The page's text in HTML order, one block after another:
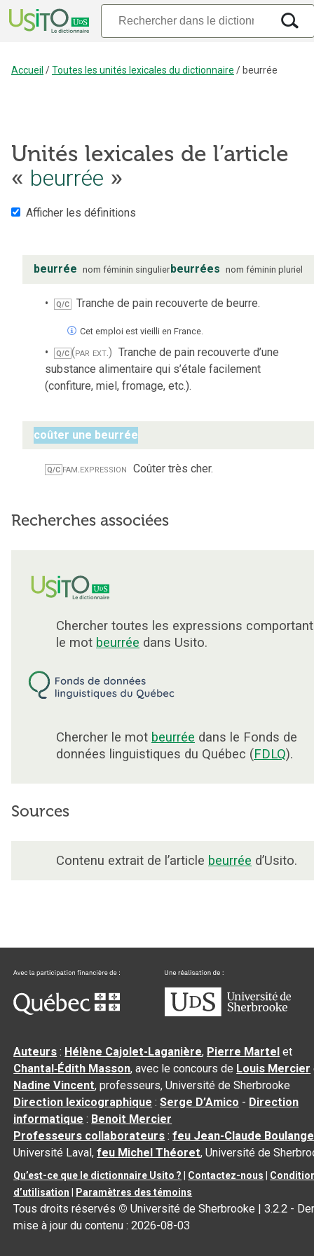
Accueil /Toutes les unités lexicales du dictionnaire / beurrée
Unités lexicales de l’article
« beurrée »
Afficher les définitions
beurrée nom féminin singulierbeurrées nom féminin pluriel
Q/C Tranche de pain recouverte de beurre.
Cet emploi est vieilli en France.
Q/C (par ext.) Tranche de pain recouverte d’une
substance alimentaire qui s’étale facilement
(confiture, miel, fromage, etc.).
coûter une beurrée
Q/C fam.expression Coûter très cher.
Recherches associées
Chercher toutes les expressions comportant
le mot beurrée dans Usito.
Chercher le mot beurrée dans le Fonds de
données linguistiques du Québec (FDLQ).
Sources
Contenu extrait de l’article beurrée d’Usito.
Auteurs : Hélène Cajolet-Laganière, Pierre Martel et
Chantal‑Édith Masson, avec le concours de Louis Mercier
Nadine Vincent, professeurs, Université de Sherbrooke
Direction lexicographique :Serge D’Amico - Direction
informatique : Benoit Mercier
Professeurs collaborateurs :feu Jean-Claude
Université Laval,feu Michel Théoret, Université de
Qu’est-ce que le dictionnaire Usito ? Contactez-nous
d’utilisation
Paramètres des témoins
Tous droits réservés © Université de Sherbrooke |3.2.2 -
mise à jour du contenu :2026-08-03